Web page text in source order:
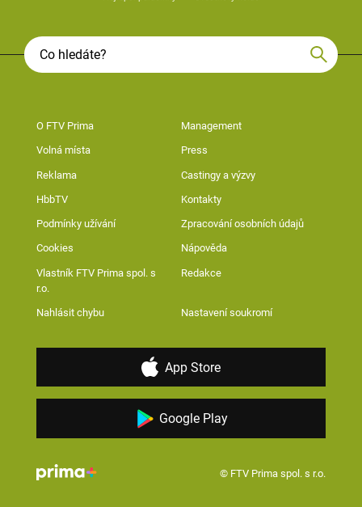
O FTV Prima Management
Volná místa Press
Reklama Castingy a výzvy
HbbTV Kontakty
Podmínky užívání Zpracování osobních údajů
Cookies Nápověda
Vlastník FTV Prima spol. s
r.o.
Redakce
Nahlásit chybu Nastavení soukromí
App Store
Google Play
© FTV Prima spol. s r.o.